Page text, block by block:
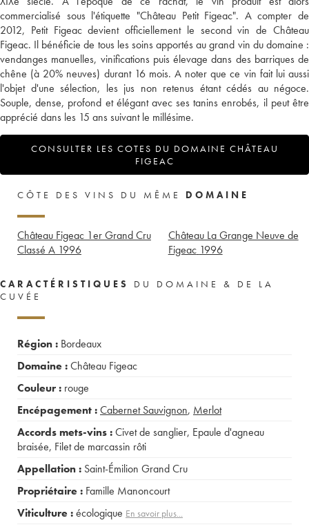
commercialisé sous l'étiquette "Château Petit Figeac". A compter de
2012, Petit Figeac devient officiellement le second vin de Château
Figeac. Il bénéficie de tous les soins apportés au grand vin du domaine :
vendanges manuelles, vinifications puis élevage dans des barriques de
chêne (à 20% neuves) durant 16 mois. A noter que ce vin fait lui aussi
l'objet d'une sélection, les jus non retenus étant cédés au négoce.
Souple, dense, profond et élégant avec ses tanins enrobés, il peut être
apprécié dans les 15 ans suivant le millésime.
CONSULTER LES COTES DU DOMAINE CHÂTEAU
FIGEAC
CÔTE DES VINS DU MÊME DOMAINE
Château Figeac 1er Grand Cru
Classé A 1996
Château La Grange Neuve de
Figeac 1996
CARACTÉRISTIQUES
DU DOMAINE & DE LA
CUVÉE
Région : Bordeaux
Domaine :Château Figeac
Couleur : rouge
Encépagement :Cabernet Sauvignon, Merlot
Accords mets-vins :Civet de sanglier, Epaule d'agneau
braisée, Filet de marcassin rôti
Appellation : Saint-Émilion Grand Cru
Propriétaire : Famille Manoncourt
Viticulture :écologique En savoir plus...